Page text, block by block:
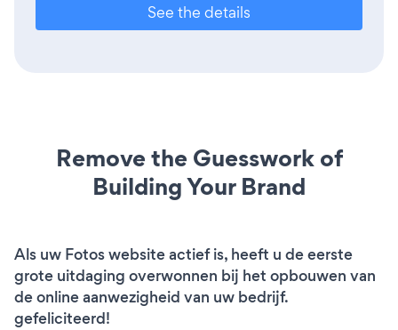
See the details
Remove the Guesswork of
Building Your Brand
Als uw Fotos website actief is, heeft u de eerste
grote uitdaging overwonnen bij het opbouwen van
de online aanwezigheid van uw bedrijf.
gefeliciteerd!